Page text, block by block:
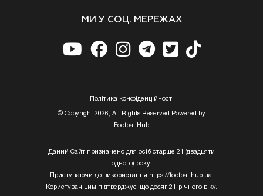
МИ У СОЦ. МЕРЕЖАХ
Полiтика конфiденцiйностi
© Copyright 2026, All Rights Reserved Powered by
FootballHub
Даний Сайт призначено для осіб старше 21 (двадцяти
одного) року.
Приступаючи до використання https://footballhub.ua,
Користувач цим підтверджує, що досяг 21-річного віку.